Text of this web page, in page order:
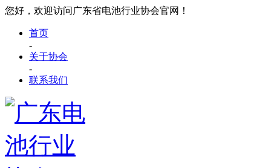
您好，欢迎访问广东省电池行业协会官网！
首页
-
关于协会
-
联系我们